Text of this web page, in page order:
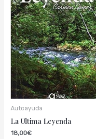
Autoayuda
La Ultima Leyenda
18,00€